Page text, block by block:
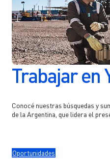
Trabajar en
Conocé nuestras búsquedas y
de la Argentina, que lidera el
Oportunidades